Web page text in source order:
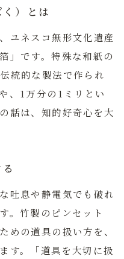
）とは
ユネスコ無形文化遺産
」です。特殊な和紙の
統的な製法で作られ
、1万分の1ミリとい
話は、知的好奇心を大
吐息や静電気でも破れ
。竹製のピンセット
めの道具の扱い方を、
す。
「道具を大切に扱